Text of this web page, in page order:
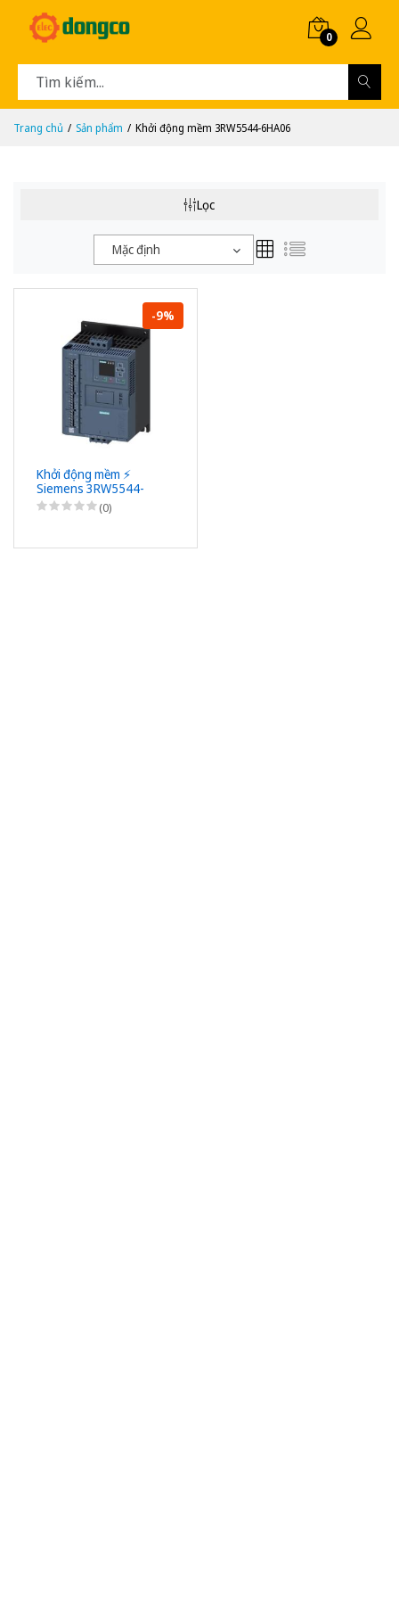
0
Trang chủ Sản phẩm Khởi động mềm 3RW5544-6HA06
Lọc
Mặc định
-9%
Khởi động mềm ⚡️
Siemens 3RW5544-
6HA06 ⚡️
(0)